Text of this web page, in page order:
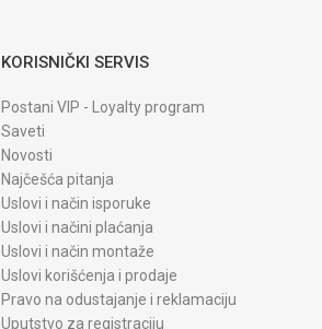
KORISNIČKI SERVIS
Postani VIP - Loyalty program
Saveti
Novosti
Najčešća pitanja
Uslovi i način isporuke
Uslovi i načini plaćanja
Uslovi i način montaže
Uslovi korišćenja i prodaje
Pravo na odustajanje i reklamaciju
Uputstvo za registraciju